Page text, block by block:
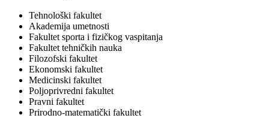
Tehnološki fakultet
Akademija umetnosti
Fakultet sporta i fizičkog vaspitanja
Fakultet tehničkih nauka
Filozofski fakultet
Ekonomski fakultet
Medicinski fakultet
Poljoprivredni fakultet
Pravni fakultet
Prirodno-matematički fakultet